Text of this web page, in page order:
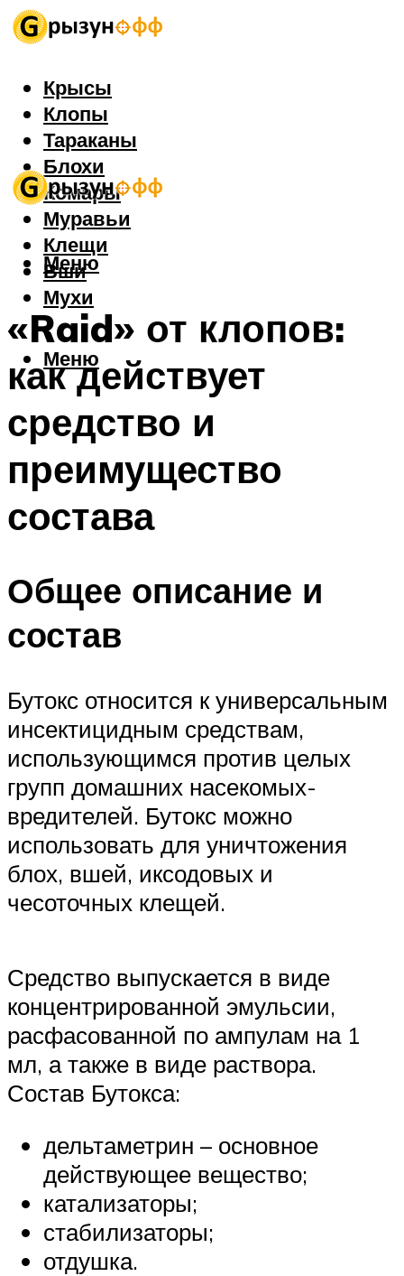
Крысы
Клопы
Тараканы
Блохи
Комары
Муравьи
Клещи
Вши
Мухи
Меню
Меню
«Raid» от клопов:
как действует
средство и
преимущество
состава
Общее описание и
состав
Бутокс относится к универсальным
инсектицидным средствам,
использующимся против целых
групп домашних насекомых-
вредителей. Бутокс можно
использовать для уничтожения
блох, вшей, иксодовых и
чесоточных клещей.
Средство выпускается в виде
концентрированной эмульсии,
расфасованной по ампулам на 1
мл, а также в виде раствора.
Состав Бутокса:
дельтаметрин – основное
действующее вещество;
катализаторы;
стабилизаторы;
отдушка.